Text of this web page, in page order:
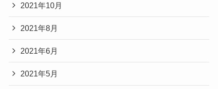
2021年10月
2021年8月
2021年6月
2021年5月